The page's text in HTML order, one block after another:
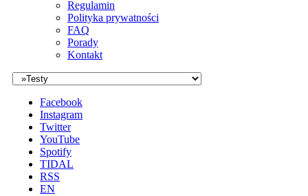
Regulamin
Polityka prywatności
FAQ
Porady
Kontakt
Facebook
Instagram
Twitter
YouTube
Spotify
TIDAL
RSS
EN